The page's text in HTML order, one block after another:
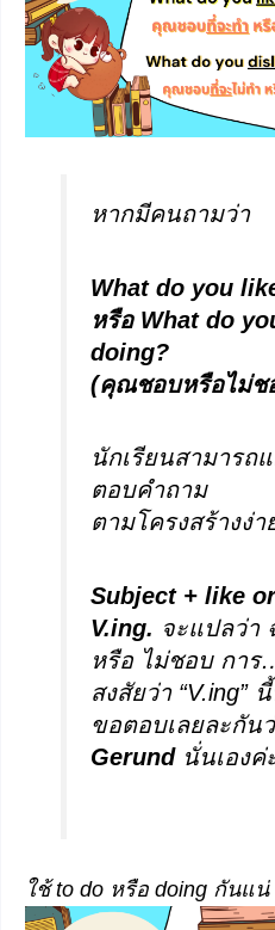
หากมีคนถามว่า
What do you
หรือ What do
doing?
(คุณชอบหรือไม่ช
นักเรียนสามารถ
ตอบคำถาม
ตามโครงสร้างง่
Subject + like
V.ing. จะแปลว่า
หรือ ไม่ชอบ กา
สงสัยว่า “V.ing”
ขอตอบเลยละกัน
Gerundนั่นเองค่
ใช้ to do หรือ doing กันแน่